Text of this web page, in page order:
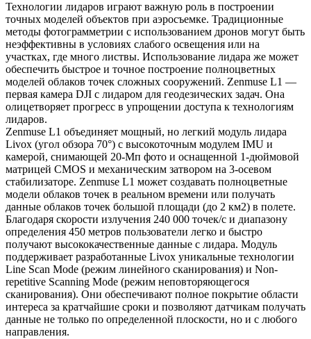
Технологии лидаров играют важную роль в построении
точных моделей объектов при аэросъемке. Традиционные
методы фотограмметрии с использованием дронов могут быть
неэффективны в условиях слабого освещения или на
участках, где много листвы. Использование лидара же может
обеспечить быстрое и точное построение полноцветных
моделей облаков точек сложных сооружений. Zenmuse L1 —
первая камера DJI с лидаром для геодезических задач. Она
олицетворяет прогресс в упрощении доступа к технологиям
лидаров.
Zenmuse L1 объединяет мощный, но легкий модуль лидара
Livox (угол обзора 70°) с высокоточным модулем IMU и
камерой, снимающей 20-Мп фото и оснащенной 1-дюймовой
матрицей CMOS и механическим затвором на 3-осевом
стабилизаторе. Zenmuse L1 может создавать полноцветные
модели облаков точек в реальном времени или получать
данные облаков точек большой площади (до 2 км2) в полете.
Благодаря скорости излучения 240 000 точек/с и диапазону
определения 450 метров пользователи легко и быстро
получают высококачественные данные с лидара. Модуль
поддерживает разработанные Livox уникальные технологии
Line Scan Mode (режим линейного сканирования) и Non-
repetitive Scanning Mode (режим неповторяющегося
сканирования). Они обеспечивают полное покрытие области
интереса за кратчайшие сроки и позволяют датчикам получать
данные не только по определенной плоскости, но и с любого
направления.